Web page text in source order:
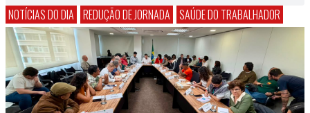
NOTÍCIAS DO DIA REDUÇÃO DE JORNADA SAÚDE DO TRABALHADOR